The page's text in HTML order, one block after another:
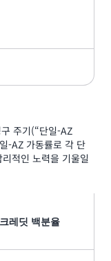
주기(“단일-AZ
-AZ 가동률로 각 단
적인 노력을 기울일
레딧 백분율